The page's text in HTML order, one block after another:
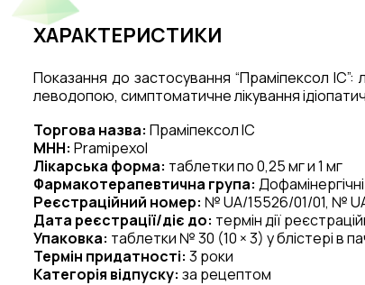
ХАРАКТЕРИСТИКИ
Показання до застосування “Праміпексол ІС”: л
леводопою, симптоматичне лікування
Торгова назва: Праміпексол ІС
МНН: Pramipexol
Лікарська форма: таблеткипо 0,25 мг и 1 мг
Фармакотерапевтична група:
Реєстраційний номер: № UA/15526/01/01, №
Дата реєстрації/діє до: термін дії
Упаковка: таблетки № 30 (10 × 3) у блістері в
Термін придатності: 3 роки
Категорія відпуску: за рецептом